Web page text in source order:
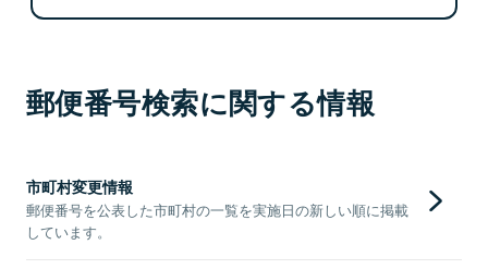
郵便番号検索に関する情報
市町村変更情報
郵便番号を公表した市町村の一覧を実施日の新しい順に掲載
しています。